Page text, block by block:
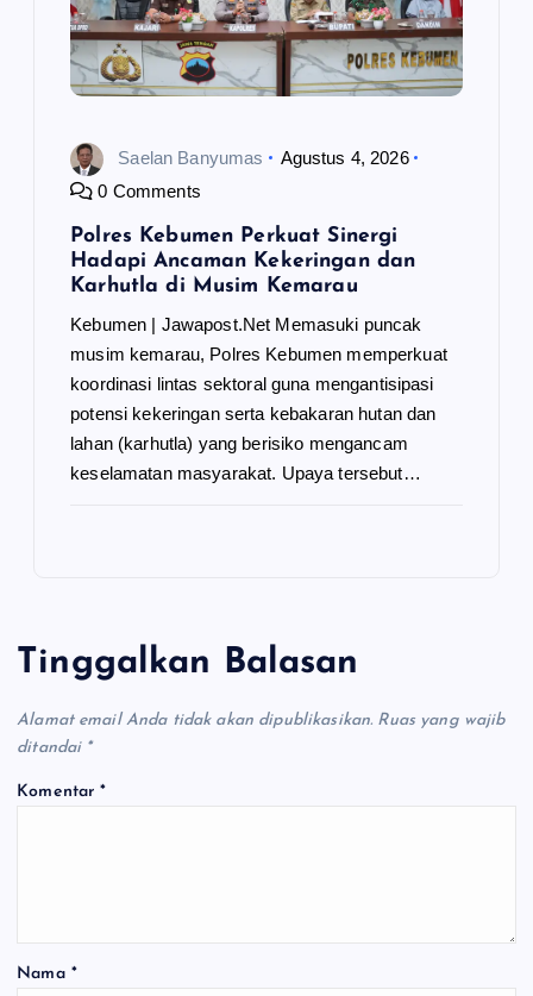
Saelan Banyumas
Agustus 4, 2026
0 Comments
Polres Kebumen Perkuat Sinergi
Hadapi Ancaman Kekeringan dan
Karhutla di Musim Kemarau
Kebumen | Jawapost.Net Memasuki puncak
musim kemarau, Polres Kebumen memperkuat
koordinasi lintas sektoral guna mengantisipasi
potensi kekeringan serta kebakaran hutan dan
lahan (karhutla) yang berisiko mengancam
keselamatan masyarakat. Upaya tersebut…
Tinggalkan Balasan
Alamat email Anda tidak akan dipublikasikan. Ruas yang wajib
ditandai *
Komentar*
Nama *